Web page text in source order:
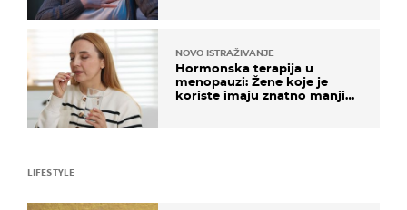
NOVO ISTRAŽIVANJE
Hormonska terapija u
menopauzi: Žene koje je
koriste imaju znatno manji
LIFESTYLE